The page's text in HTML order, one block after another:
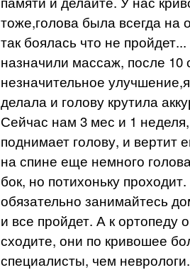
тоже,голова была всегда на
так боялась что не пройдет...
назначили массаж, после 10
незначительное
делала и голову крутила
Сейчас нам 3 мес и 1
поднимает голову, и вертит
на спине еще немного
бок, но потихоньку проходит.
обязательно занимайтесь
и все пройдет. А к ортопеду
сходите, они по кривошее
специалисты, чем неврологи.